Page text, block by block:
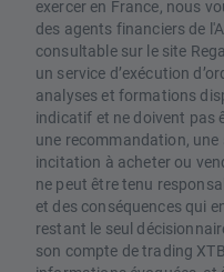
exercer en France, nous
des agents financiers de
consultable sur le site
un service d’exécution
analyses et formations
indicatif et ne doivent pas
une recommandation,
incitation à acheter ou
ne peut être tenu
et des conséquences qui
restant le seul
son compte de trading